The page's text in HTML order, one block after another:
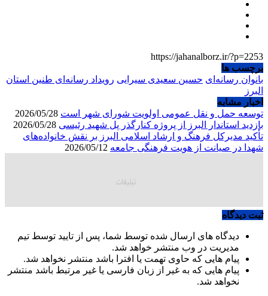
https://jahanalborz.ir/?p=2253
برچسب ها
بانوان رسانه‌ای حسین سعیدی سیرایی رویداد رسانه‌ای طنین استان
البرز
اخبار مشابه
توسعه حمل و نقل عمومی اولویت شورای شهر است
بازدید استاندار البرز از پروژه کنارگذر پل شهید رئیسی
تأکید مدیرکل فرهنگ و ارشاد اسلامی البرز بر نقش خانواده‌های
شهدا در صیانت از هویت فرهنگی جامعه
ثبت دیدگاه
دیدگاه های ارسال شده توسط شما، پس از تایید توسط تیم
مدیریت در وب منتشر خواهد شد.
پیام هایی که حاوی تهمت یا افترا باشد منتشر نخواهد شد.
پیام هایی که به غیر از زبان فارسی یا غیر مرتبط باشد منتشر
نخواهد شد.